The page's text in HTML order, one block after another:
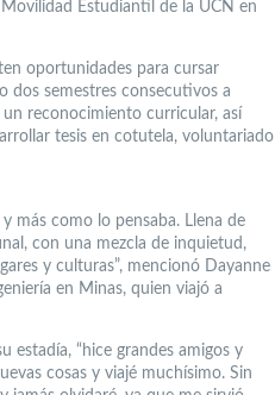
Estudiantil de la UCN en
oportunidades para cursar
dos semestres consecutivos a
reconocimiento curricular, así
tesis en cotutela, voluntariado
más como lo pensaba. Llena de
con una mezcla de inquietud,
y culturas”, mencionó Dayanne
en Minas, quien viajó a
estadía, “hice grandes amigos y
cosas y viajé muchísimo. Sin